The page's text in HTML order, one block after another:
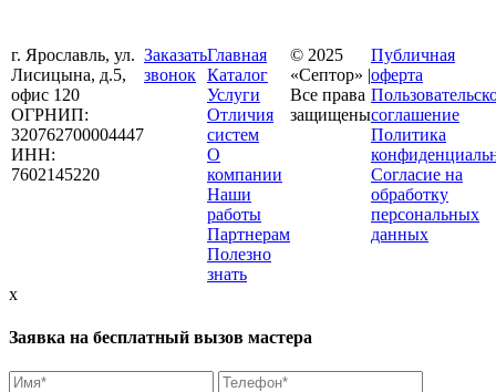
г. Ярославль, ул.
Лисицына, д.5,
офис 120
ОГРНИП:
320762700004447
ИНН:
7602145220
Заказать
звонок
Главная
Каталог
Услуги
Отличия
систем
О
компании
Наши
работы
Партнерам
Полезно
знать
© 2025
«Септор» |
Все права
защищены
Публичная
оферта
соглашение
Политика
Согласие на
обработку
персональных
данных
x
Заявка на бесплатный вызов мастера